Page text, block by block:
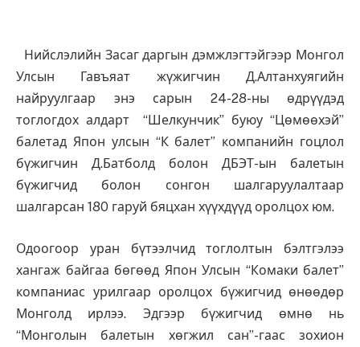
Нийслэлийн Засаг даргын дэмжлэгтэйгээр Монгол
Улсын Гавъяат жүжигчин Д.Алтанхуягийн
найруулгаар энэ сарын 24-28-ны өдрүүдэд
тоглогдох алдарт “Шелкунчик” буюу “Цөмөөхэй”
балетад Япон улсын “К балет” компанийн гоцлол
бүжигчин Д.Батболд болон ДБЭТ-ын балетын
бүжигчид болон сонгон шалгаруулалтаар
шалгарсан 180 гаруй бяцхан хүүхдүүд оролцох юм.
Одоогоор уран бүтээлчид тоглолтын бэлтгэлээ
хангаж байгаа бөгөөд Япон Улсын “Комаки балет”
компаниас урилгаар оролцох бүжигчид өнөөдөр
Монголд ирлээ. Эдгээр бүжигчид өмнө нь
“Монголын балетын хөгжил сан”-гаас зохион